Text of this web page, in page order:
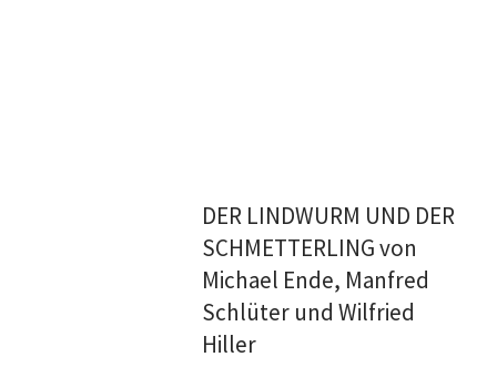
DER LINDWURM UND DER
SCHMETTERLING von
Michael Ende, Manfred
Schlüter und Wilfried
Hiller